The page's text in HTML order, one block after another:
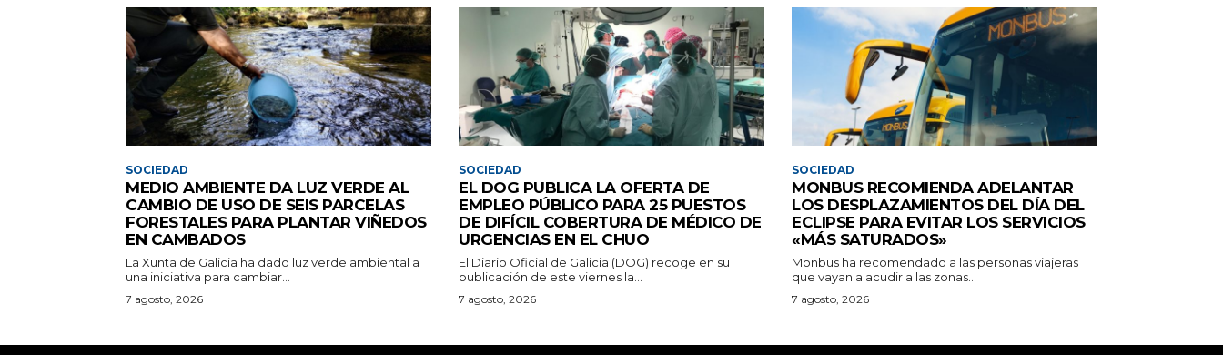
SOCIEDAD
MEDIO AMBIENTE DA LUZ VERDE AL
CAMBIO DE USO DE SEIS PARCELAS
FORESTALES PARA PLANTAR VIÑEDOS
EN CAMBADOS
La Xunta de Galicia ha dado luz verde ambiental a
una iniciativa para cambiar...
7 agosto, 2026
SOCIEDAD
EL DOG PUBLICA LA OFERTA DE
EMPLEO PÚBLICO PARA 25 PUESTOS
DE DIFÍCIL COBERTURA DE MÉDICO DE
URGENCIAS EN EL CHUO
El Diario Oficial de Galicia (DOG) recoge en su
publicación de este viernes la...
7 agosto, 2026
SOCIEDAD
MONBUS RECOMIENDA ADELANTAR
LOS DESPLAZAMIENTOS DEL DÍA DEL
ECLIPSE PARA EVITAR LOS SERVICIOS
«MÁS SATURADOS»
Monbus ha recomendado a las personas viajeras
que vayan a acudir a las zonas...
7 agosto, 2026